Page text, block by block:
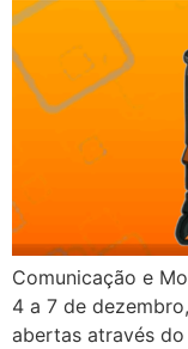
Comunicação e
4 a 7 de
abertas através do